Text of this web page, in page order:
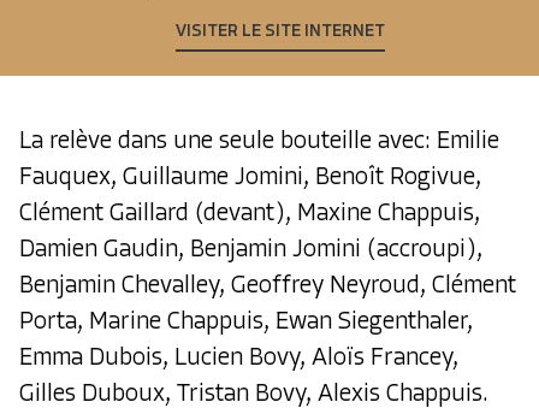
VISITER LE SITE INTERNET
La relève dans une seule bouteille avec: Emilie
Fauquex, Guillaume Jomini, Benoît Rogivue,
Clément Gaillard (devant), Maxine Chappuis,
Damien Gaudin, Benjamin Jomini (accroupi),
Benjamin Chevalley, Geoffrey Neyroud, Clément
Porta, Marine Chappuis, Ewan Siegenthaler,
Emma Dubois, Lucien Bovy, Aloïs Francey,
Gilles Duboux, Tristan Bovy, Alexis Chappuis.